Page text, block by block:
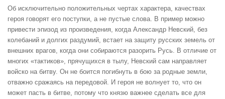
Об исключительно положительных чертах характера, качествах
героя говорят его поступки, а не пустые слова. В пример можно
привести эпизод из произведения, когда Александр Невский, без
колебаний и долгих раздумий, встает на защиту русских земель от
внешних врагов, когда они собираются разорить Русь. В отличие от
многих «тактиков», прячущихся в тылу, Невский сам направляет
войско на битву. Он не боится погибнуть в бою за родные земли,
отважно сражаясь на передовой. И героя не волнует то, что он
может пасть в битве, потому что князю важнее сделать все для